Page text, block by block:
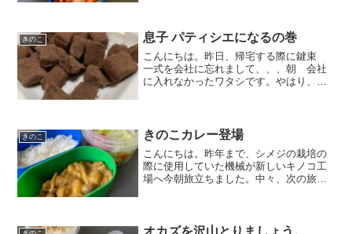
に、、唱えないように女性...
きのこ 息子 パティシエになるの巻
こんにちは。昨日、帰宅する際に鍵束
一式を会社に忘れまして、、、朝 会社
に入れなかったワタシです。やはり、大
ーリック風味炒め』っす...
きのこ きのこカレー登場
こんにちは。昨年まで、シメジの栽培の
際に使用していた機械が新しいキノコ工
場へ今朝旅立ちました。中々、次の旅立
『キノコカレー』を作りま...